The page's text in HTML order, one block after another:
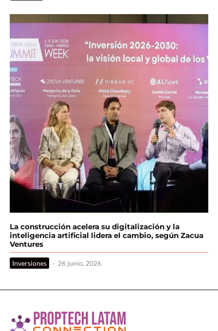
La construcción acelera su digitalización y la
inteligencia artificial lidera el cambio, según Zacua
Ventures
Inversiones · 26 junio, 2026